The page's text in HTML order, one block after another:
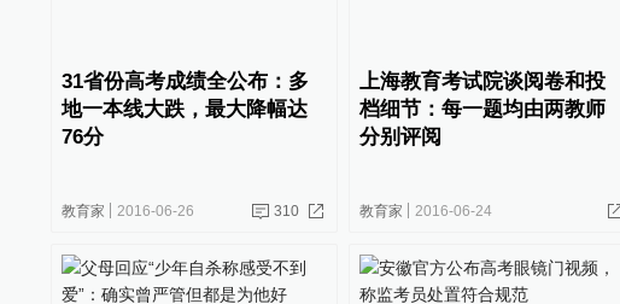
31省份高考成绩全公布：多
地一本线大跌，最大降幅达
76分
教育家 2016-06-26 310
上海教育考试院谈阅卷和投
档细节：每一题均由两教师
分别评阅
教育家 2016-06-24